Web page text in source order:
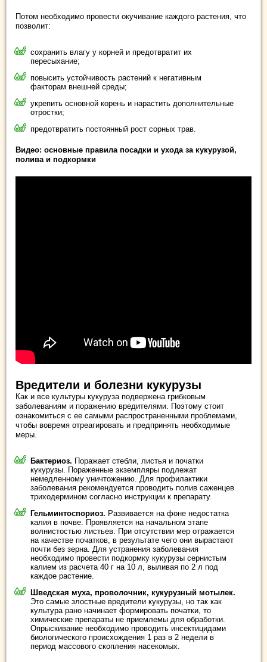
Потом необходимо провести окучивание каждого растения, что
позволит:
сохранить влагу у корней и предотвратит их
пересыхание;
повысить устойчивость растений к негативным
факторам внешней среды;
укрепить основной корень и нарастить дополнительные
отростки;
предотвратить постоянный рост сорных трав.
Видео: основные правила посадки и ухода за кукурузой,
полива и подкормки
Вредители и болезни кукурузы
Как и все культуры кукуруза подвержена грибковым
заболеваниям и поражению вредителями. Поэтому стоит
ознакомиться с ее самыми распространенными проблемами,
чтобы вовремя отреагировать и предпринять необходимые
меры.
Бактериоз. Поражает стебли, листья и початки
кукурузы. Пораженные экземпляры подлежат
немедленному уничтожению. Для профилактики
заболевания рекомендуется проводить полив саженцев
триходермином согласно инструкции к препарату.
Гельминтоспориоз. Развивается на фоне недостатка
калия в почве. Проявляется на начальном этапе
волнистостью листьев. При отсутствии мер отражается
на качестве початков, в результате чего они вырастают
почти без зерна. Для устранения заболевания
необходимо провести подкормку кукурузы сернистым
калием из расчета 40 г на 10 л, выливая по 2 л под
каждое растение.
Шведская муха, проволочник, кукурузный мотылек.
Это самые злостные вредители кукурузы, но так как
культура рано начинает формировать початки, то
химические препараты не приемлемы для обработки.
Опрыскивание необходимо проводить инсектицидами
биологического происхождения 1 раз в 2 недели в
период массового скопления насекомых.